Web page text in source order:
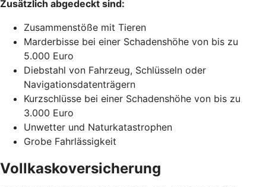
Zusätzlich abgedeckt sind:
Zusammenstöße mit Tieren
Marderbisse bei einer Schadenshöhe von bis zu
5.000 Euro
Diebstahl von Fahrzeug, Schlüsseln oder
Navigationsdatenträgern
Kurzschlüsse bei einer Schadenshöhe von bis zu
3.000 Euro
Unwetter und Naturkatastrophen
Grobe Fahrlässigkeit
Vollkaskoversicherung